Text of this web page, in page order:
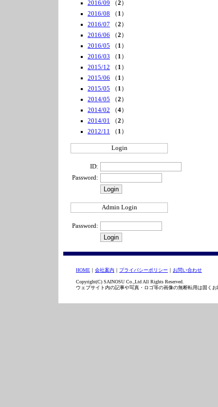
2016/09 （2 ）
2016/08 （ 1 ）
2016/07 （2 ）
2016/06 （2 ）
2016/05 （ 1 ）
2016/03 （ 1 ）
2015/12 （ 1 ）
2015/06 （ 1 ）
2015/05 （ 1 ）
2014/05 （2 ）
2014/02 （4）
2014/01 （2 ）
2012/11 （ 1 ）
Login
ID:
Password:
Admin Login
Password:
HOME ｜ 会社案内 ｜ プライバシーポリシー ｜ お問い合わせ
Copyright(C) SAINOSU Co.,Ltd All Rights Reserved.
ウェブサイト内の記事や写真・ロゴ等の画像の無断転用は固く